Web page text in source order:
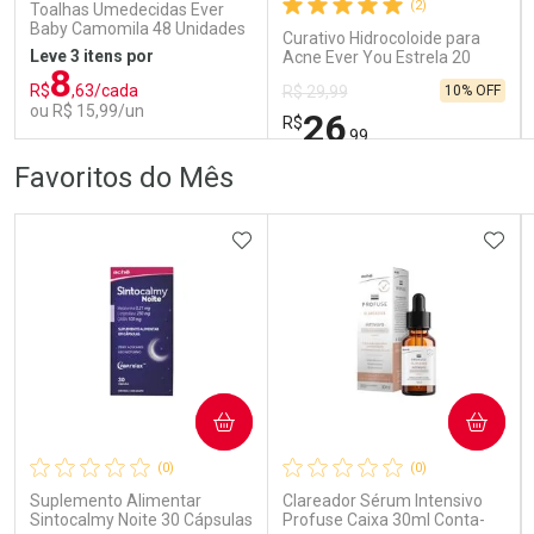
Comprar sem Desconto
Por R$ 145,49/cada
Por R$ 145,49/cada
Comprar sem Desconto
Por R$ 407,99/cada
Por R$ 407,99/cada
Toalhas Umedecidas Ever
Baby Camomila 48 Unidades
Leve 3 itens por
R$8,63/cada
ou R$ 15,99/un
Comprar sem Desconto
Por R$ 15,99/cada
Comprar sem Desconto
Por R$ 15,99/cada
(2)
Curativo Hidrocoloide para
Acne Ever You Estrela 20
R$ 29,99
R$26,99
10% OFF
Comprar sem Desconto
Por R$ 26,99/cada
Comprar sem Desconto
Por R$ 26,99/cada
Favoritos do Mês
(0)
Suplemento Alimentar
Sintocalmy Noite 30 Cápsulas
ADICIONAR AOS FAVORITOS
COMPRAR
(0)
Clareador Sérum Intensivo
Profuse Caixa 30ml Conta-
COMPRAR